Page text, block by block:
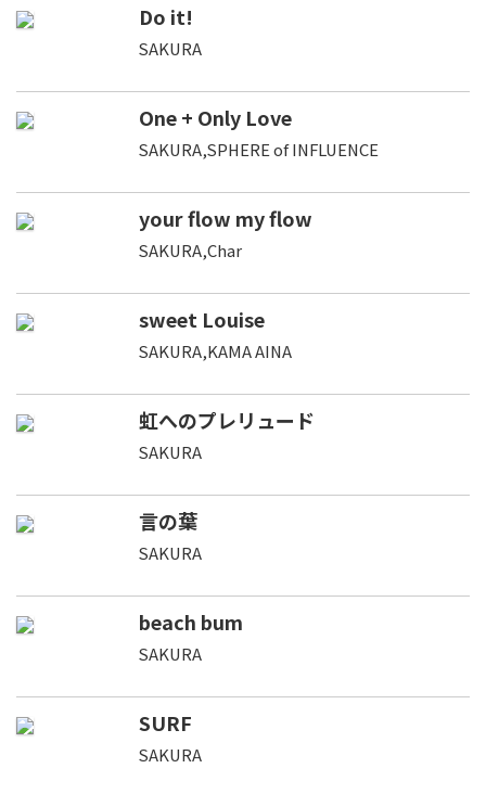
Do it!
SAKURA
One + Only Love
SAKURA,SPHERE of INFLUENCE
your flow my flow
SAKURA,Char
sweet Louise
SAKURA,KAMA AINA
虹へのプレリュード
SAKURA
言の葉
SAKURA
beach bum
SAKURA
SURF
SAKURA